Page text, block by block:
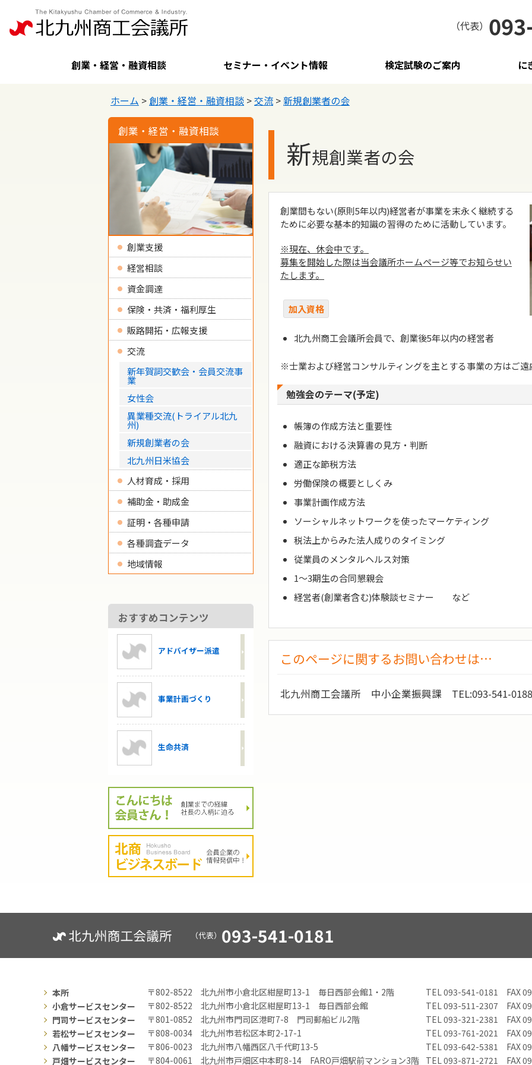
（代表）
創業・経営・融資相談 セミナー・イベント情報 検定試験のご案内 に
ホーム > 創業・経営・融資相談 >交流 >新規創業者の会
新規創業者の会
創業間もない(原則5年以内)経営者が事業を末永く継続する
ために必要な基本的知識の習得のために活動しています。
※現在、休会中です。
募集を開始した際は当会議所ホームページ等でお知らせい
たします。
加入資格
北九州商工会議所会員で、創業後5年以内の経営者
※士業および経営コンサルティングを主とする事業の方はご
勉強会のテーマ(予定)
帳簿の作成方法と重要性
融資における決算書の見方・判断
適正な節税方法
労働保険の概要としくみ
事業計画作成方法
ソーシャルネットワークを使ったマーケティング
税法上からみた法人成りのタイミング
従業員のメンタルヘルス対策
1～3期生の合同懇親会
経営者(創業者含む)体験談セミナー など
このページに関するお問い合わせは…
北九州商工会議所 中小企業振興課 TEL:093-541-
創業・経営・融資相談
創業支援
経営相談
資金調達
保険・共済・福利厚生
販路開拓・広報支援
交流
新年賀詞交歓会・会員交流事
業
女性会
異業種交流(トライアル北九
州)
新規創業者の会
北九州日米協会
人材育成・採用
補助金・助成金
証明・各種申請
各種調査データ
地域情報
おすすめコンテンツ
アドバイザー派遣
事業計画づくり
生命共済
（代表） 093-541-0181
本所 〒802-8522 北九州市小倉北区紺屋町13-1 毎日西部会館1・2階 TEL 093-541-0181 FAX
小倉サービスセンター
〒802-8522 北九州市小倉北区紺屋町13-1 毎日西部会館 TEL 093-511-2307 FAX
門司サービスセンター
〒801-0852 北九州市門司区港町7-8 門司郵船ビル2階 TEL 093-321-2381 FAX
若松サービスセンター
〒808-0034 北九州市若松区本町2-17-1 TEL 093-761-2021 FAX
八幡サービスセンター
〒806-0023 北九州市八幡西区八千代町13-5 TEL 093-642-5381 FAX
戸畑サービスセンター
〒804-0061 北九州市戸畑区中本町8-14 FARO戸畑駅前マンション3階 TEL 093-871-2721 FAX